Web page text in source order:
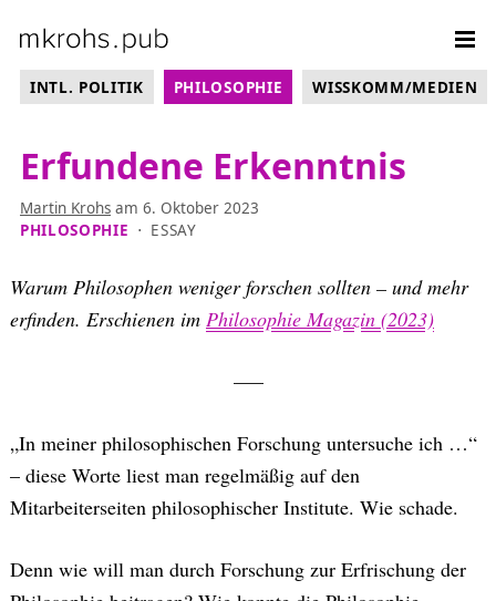
KATEGORIE-MENÜ
INTL. POLITIK PHILOSOPHIE WISSKOMM/MEDIEN
Erfundene Erkenntnis
Martin Krohs am 6. Oktober 2023
PHILOSOPHIE ⋅ ESSAY
Warum Philosophen weniger forschen sollten – und mehr
erfinden. Erschienen im Philosophie Magazin (2023)
–––
„In meiner philosophischen Forschung untersuche ich …“
– diese Worte liest man regelmäßig auf den
Mitarbeiterseiten philosophischer Institute. Wie schade.
Denn wie will man durch Forschung zur Erfrischung der